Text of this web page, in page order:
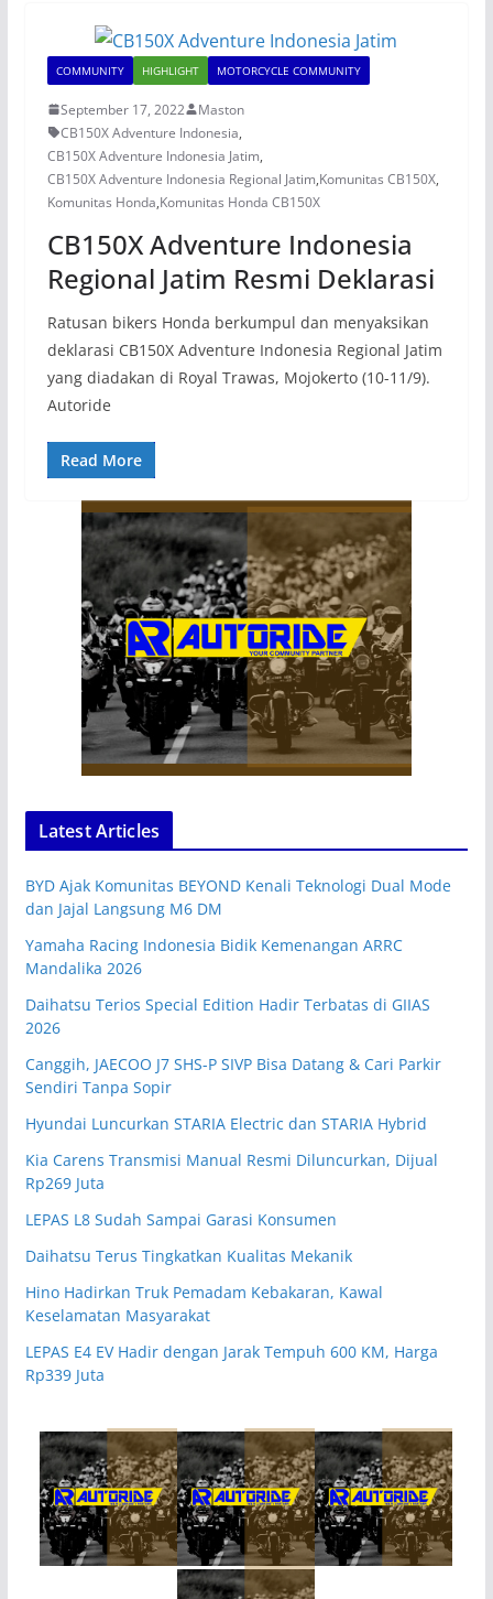
COMMUNITY HIGHLIGHT MOTORCYCLE COMMUNITY
September 17, 2022
Maston
CB150X Adventure Indonesia,
CB150X Adventure Indonesia Jatim,
CB150X Adventure Indonesia Regional Jatim,Komunitas CB150X,
Komunitas Honda,Komunitas Honda CB150X
CB150X Adventure Indonesia
Regional Jatim Resmi Deklarasi
Ratusan bikers Honda berkumpul dan menyaksikan
deklarasi CB150X Adventure Indonesia Regional Jatim
yang diadakan di Royal Trawas, Mojokerto (10-11/9).
Autoride
Read More
Latest Articles
BYD Ajak Komunitas BEYOND Kenali Teknologi Dual Mode
dan Jajal Langsung M6 DM
Yamaha Racing Indonesia Bidik Kemenangan ARRC
Mandalika 2026
Daihatsu Terios Special Edition Hadir Terbatas di GIIAS
2026
Canggih, JAECOO J7 SHS-P SIVP Bisa Datang & Cari Parkir
Sendiri Tanpa Sopir
Hyundai Luncurkan STARIA Electric dan STARIA Hybrid
Kia Carens Transmisi Manual Resmi Diluncurkan, Dijual
Rp269 Juta
LEPAS L8 Sudah Sampai Garasi Konsumen
Daihatsu Terus Tingkatkan Kualitas Mekanik
Hino Hadirkan Truk Pemadam Kebakaran, Kawal
Keselamatan Masyarakat
LEPAS E4 EV Hadir dengan Jarak Tempuh 600 KM, Harga
Rp339 Juta